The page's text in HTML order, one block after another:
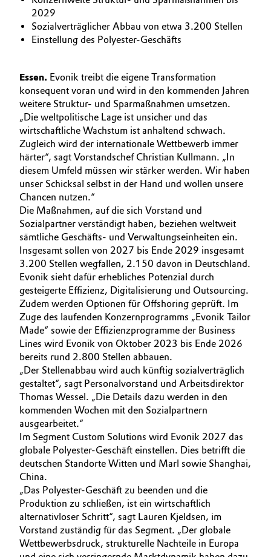
Automotive & Transportation
Building, Construction & Infrastructure
Catalysts
Chemical Industry
Circular Economy
Coatings, Paints & Printing
Composites
Consumer Goods & Lifestyle
Electronics & Telecommunications
Energy, Environment & Utilities
Food & Beverage
Green Hydrogen
Home Care & Cleaning
Industrial Manufacturing & Machinery
Lubricants & Lubricant Additives
Medical Devices
Metals & Mining
BVB Partnerschaft
Geschichte
Aufsichtsrat
Struktur
Business Lines
Weltweite Standorte
ESHQ
Einkauf
Governance & Compliance
Allgemeine Verkaufs- und Lieferbedingungen
(AVB)
Business Lines
Karriere
Investor Relations
Medien
2029
Sozialverträglicher Abbau von etwa 3.200 Stellen
Einstellung des Polyester-Geschäfts
Essen. Evonik treibt die eigene Transformation
konsequent voran und wird in den kommenden Jahren
weitere Struktur- und Sparmaßnahmen umsetzen.
„Die weltpolitische Lage ist unsicher und das
wirtschaftliche Wachstum ist anhaltend schwach.
Zugleich wird der internationale Wettbewerb immer
härter“, sagt Vorstandschef Christian Kullmann. „In
diesem Umfeld müssen wir stärker werden. Wir haben
unser Schicksal selbst in der Hand und wollen unsere
Chancen nutzen.“
Die Maßnahmen, auf die sich Vorstand und
Sozialpartner verständigt haben, beziehen weltweit
sämtliche Geschäfts- und Verwaltungseinheiten ein.
Insgesamt sollen von 2027 bis Ende 2029 insgesamt
3.200 Stellen wegfallen, 2.150 davon in Deutschland.
Evonik sieht dafür erhebliches Potenzial durch
gesteigerte Effizienz, Digitalisierung und Outsourcing.
Zudem werden Optionen für Offshoring geprüft. Im
Zuge des laufenden Konzernprogramms „Evonik Tailor
Made“ sowie der Effizienzprogramme der Business
Lines wird Evonik von Oktober 2023 bis Ende 2026
bereits rund 2.800 Stellen abbauen.
„Der Stellenabbau wird auch künftig sozialverträglich
gestaltet“, sagt Personalvorstand und Arbeitsdirektor
Thomas Wessel. „Die Details dazu werden in den
kommenden Wochen mit den Sozialpartnern
ausgearbeitet.“
Im Segment Custom Solutions wird Evonik 2027 das
globale Polyester-Geschäft einstellen. Dies betrifft die
deutschen Standorte Witten und Marl sowie Shanghai,
China.
„Das Polyester-Geschäft zu beenden und die
Produktion zu schließen, ist ein wirtschaftlich
alternativloser Schritt“, sagt Lauren Kjeldsen, im
Vorstand zuständig für das Segment. „Der globale
Wettbewerbsdruck, strukturelle Nachteile in Europa